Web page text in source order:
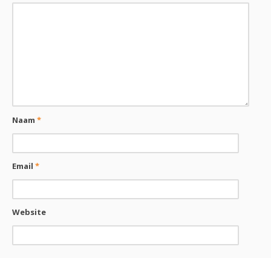
Naam*
Email*
Website